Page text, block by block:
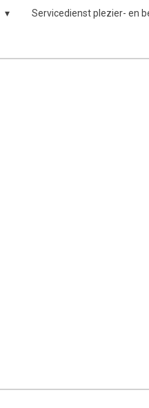
Servicedienst plezier- en